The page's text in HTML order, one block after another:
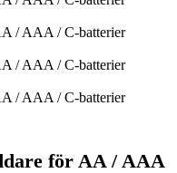
för AA / AAA